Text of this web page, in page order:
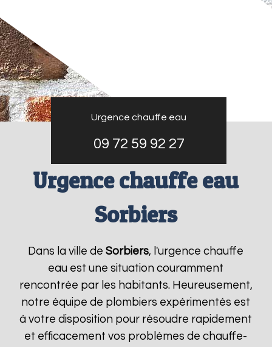
Urgence chauffe eau
09 72 59 92 27
Urgence chauffe eau
Sorbiers
Dans la ville deSorbiers, l'urgence chauffe
eau est une situation couramment
rencontrée par les habitants. Heureusement,
notre équipe de plombiers expérimentés est
à votre disposition pour résoudre rapidement
et efficacement vos problèmes de chauffe-